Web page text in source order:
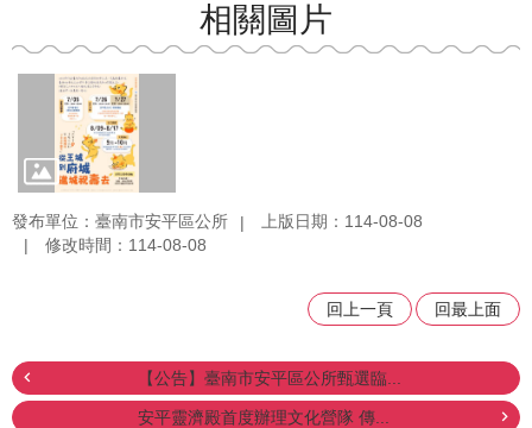
相關圖片
發布單位：臺南市安平區公所
上版日期：114-08-08
修改時間：114-08-08
回上一頁 回最上面
【公告】臺南市安平區公所甄選臨...
安平靈濟殿首度辦理文化營隊 傳...